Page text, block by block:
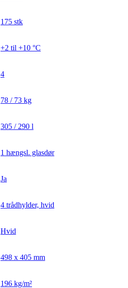
175 stk
+2 til +10 °C
4
78 / 73 kg
305 / 290 l
1 hængsl. glasdør
Ja
4 trådhylder, hvid
Hvid
498 x 405 mm
196 kg/m²